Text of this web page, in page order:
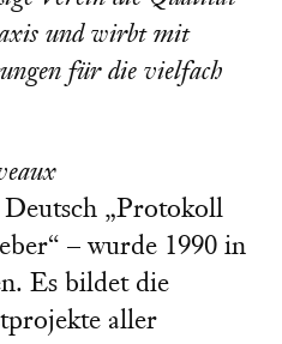
und wirbt mit
für die vielfach
Deutsch „Protokoll
– wurde 1990 in
Es bildet die
aller